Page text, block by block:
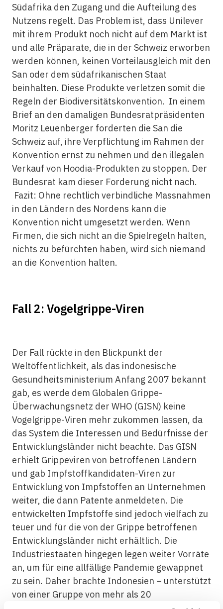
Südafrika den Zugang und die Aufteilung des
Nutzens regelt. Das Problem ist, dass Unilever
mit ihrem Produkt noch nicht auf dem Markt ist
und alle Präparate, die in der Schweiz erworben
werden können, keinen Vorteilausgleich mit den
San oder dem südafrikanischen Staat
beinhalten. Diese Produkte verletzen somit die
Regeln der Biodiversitätskonvention. In einem
Brief an den damaligen Bundesratpräsidenten
Moritz Leuenberger forderten die San die
Schweiz auf, ihre Verpflichtung im Rahmen der
Konvention ernst zu nehmen und den illegalen
Verkauf von Hoodia-Produkten zu stoppen. Der
Bundesrat kam dieser Forderung nicht nach.
Fazit: Ohne rechtlich verbindliche Massnahmen
in den Ländern des Nordens kann die
Konvention nicht umgesetzt werden. Wenn
Firmen, die sich nicht an die Spielregeln halten,
nichts zu befürchten haben, wird sich niemand
an die Konvention halten.
Fall 2: Vogelgrippe-Viren
Der Fall rückte in den Blickpunkt der
Weltöffentlichkeit, als das indonesische
Gesundheitsministerium Anfang 2007 bekannt
gab, es werde dem Globalen Grippe-
Überwachungsnetz der WHO (GISN) keine
Vogelgrippe-Viren mehr zukommen lassen, da
das System die Interessen und Bedürfnisse der
Entwicklungsländer nicht beachte. Das GISN
erhielt Grippeviren von betroffenen Ländern
und gab Impfstoffkandidaten-Viren zur
Entwicklung von Impfstoffen an Unternehmen
weiter, die dann Patente anmeldeten. Die
entwickelten Impfstoffe sind jedoch vielfach zu
teuer und für die von der Grippe betroffenen
Entwicklungsländer nicht erhältlich. Die
Industriestaaten hingegen legen weiter Vorräte
an, um für eine allfällige Pandemie gewappnet
zu sein. Daher brachte Indonesien – unterstützt
von einer Gruppe von mehr als 20